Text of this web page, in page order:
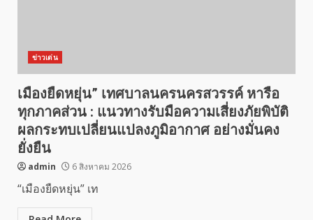
ข่าวเด่น
เมืองยืดหยุ่น” เทศบาลนครนครสวรรค์ หารือ
ทุกภาคส่วน : แนวทางรับมือความเสี่ยงภัยพิบัติ
ผลกระทบเปลี่ยนแปลงภูมิอากาศ อย่างมั่นคง
ยั่งยืน
admin 6 สิงหาคม 2026
“เมืองยืดหยุ่น” เท